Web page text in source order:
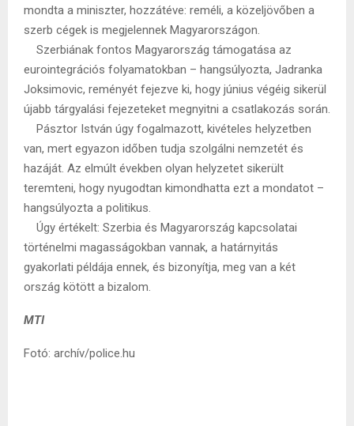
mondta a miniszter, hozzátéve: reméli, a közeljövőben a
szerb cégek is megjelennek Magyarországon.
Szerbiának fontos Magyarország támogatása az
eurointegrációs folyamatokban – hangsúlyozta, Jadranka
Joksimovic, reményét fejezve ki, hogy június végéig sikerül
újabb tárgyalási fejezeteket megnyitni a csatlakozás során.
Pásztor István úgy fogalmazott, kivételes helyzetben
van, mert egyazon időben tudja szolgálni nemzetét és
hazáját. Az elmúlt években olyan helyzetet sikerült
teremteni, hogy nyugodtan kimondhatta ezt a mondatot –
hangsúlyozta a politikus.
Úgy értékelt: Szerbia és Magyarország kapcsolatai
történelmi magasságokban vannak, a határnyitás
gyakorlati példája ennek, és bizonyítja, meg van a két
ország kötött a bizalom.
MTI
Fotó: archív/police.hu